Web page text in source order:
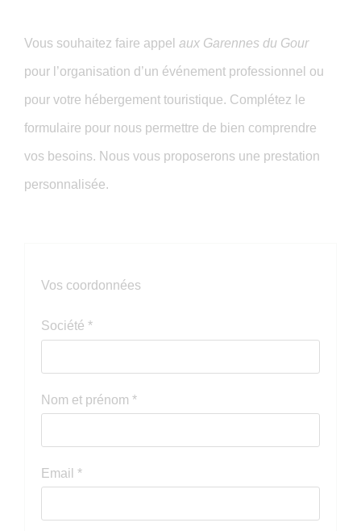
Vous souhaitez faire appel aux Garennes du Gour
pour l’organisation d’un événement professionnel ou
pour votre hébergement touristique. Complétez le
formulaire pour nous permettre de bien comprendre
vos besoins. Nous vous proposerons une prestation
personnalisée.
Vos coordonnées
Société *
Nom et prénom *
Email *